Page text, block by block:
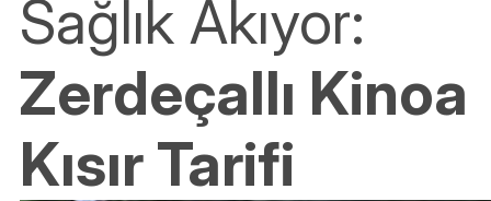
Sağlık Akıyor:
Zerdeçallı Kinoa
Kısır Tarifi